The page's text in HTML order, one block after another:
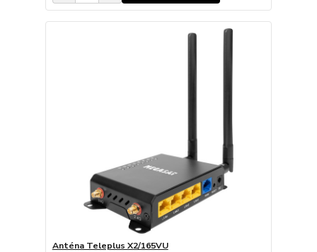
Anténa Teleplus X2/165VU